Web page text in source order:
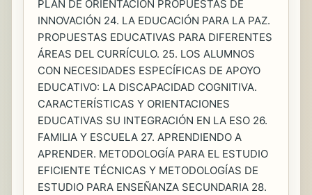
PLAN DE ORIENTACIÓN PROPUESTAS DE
INNOVACIÓN 24. LA EDUCACIÓN PARA LA PAZ.
PROPUESTAS EDUCATIVAS PARA DIFERENTES
ÁREAS DEL CURRÍCULO. 25. LOS ALUMNOS
CON NECESIDADES ESPECÍFICAS DE APOYO
EDUCATIVO: LA DISCAPACIDAD COGNITIVA.
CARACTERÍSTICAS Y ORIENTACIONES
EDUCATIVAS SU INTEGRACIÓN EN LA ESO 26.
FAMILIA Y ESCUELA 27. APRENDIENDO A
APRENDER. METODOLOGÍA PARA EL ESTUDIO
EFICIENTE TÉCNICAS Y METODOLOGÍAS DE
ESTUDIO PARA ENSEÑANZA SECUNDARIA 28.